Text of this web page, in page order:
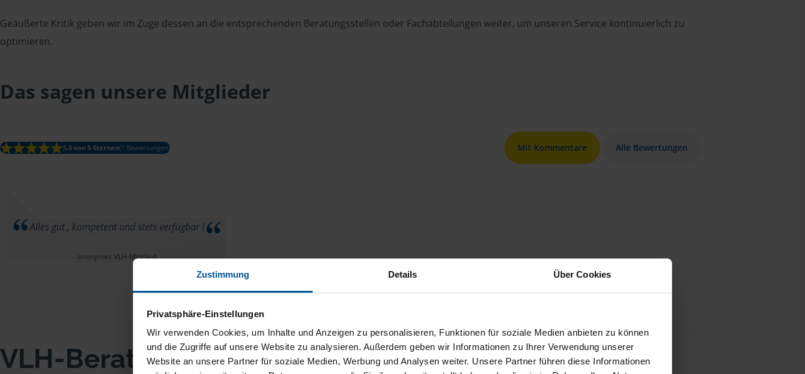
Zustimmung Details Über Cookies
Privatsphäre-Einstellungen
Wir verwenden Cookies, um Inhalte und Anzeigen zu personalisieren, Funktionen für soziale Medien anbieten zu können
und die Zugriffe auf unsere Website zu analysieren. Außerdem geben wir Informationen zu Ihrer Verwendung unserer
Website an unsere Partner für soziale Medien, Werbung und Analysen weiter. Unsere Partner führen diese Informationen
Geäußerte Kritik geben wir im Zuge dessen an die entsprechenden Beratungsstellen oder Fachabteilungen weiter, um unseren Service kontinuierlich zu
optimieren.
Das sagen unsere Mitglieder
5.0 von 5 Sternen(1 Bewertungen) Mit Kommentare Alle Bewertungen
Alles gut , kompetent und stets verfügbar !
anonymes VLH-Mitglied
VLH-Beratungsstelle